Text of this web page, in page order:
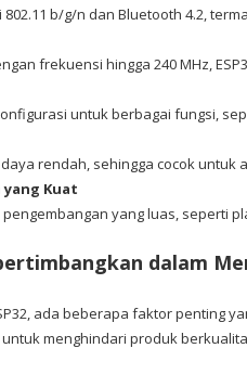
b/g/n dan Bluetooth 4.2,
frekuensi hingga 240 MHz,
untuk berbagai fungsi,
rendah, sehingga cocok
yang Kuat
yang luas, seperti
dalam
ada beberapa faktor penting
menghindari produk